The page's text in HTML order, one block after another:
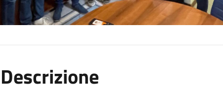
Descrizione